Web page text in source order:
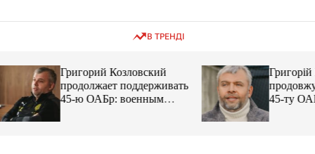
В ТРЕНДІ
Григорий Козловский
продолжает поддерживать
45-ю ОАБр: военным
передали электробайки
Григорій
продовжує
45-ту ОАБр:
передали